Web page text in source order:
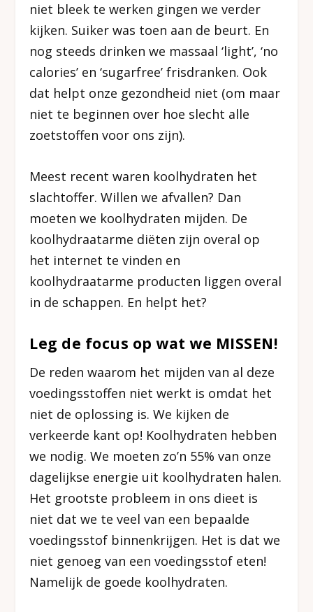
niet bleek te werken gingen we verder
kijken. Suiker was toen aan de beurt. En
nog steeds drinken we massaal ‘light’, ‘no
calories’ en ‘sugarfree’ frisdranken. Ook
dat helpt onze gezondheid niet (om maar
niet te beginnen over hoe slecht alle
zoetstoffen voor ons zijn).
Meest recent waren koolhydraten het
slachtoffer. Willen we afvallen? Dan
moeten we koolhydraten mijden. De
koolhydraatarme diëten zijn overal op
het internet te vinden en
koolhydraatarme producten liggen overal
in de schappen. En helpt het?
Leg de focus op wat we MISSEN!
De reden waarom het mijden van al deze
voedingsstoffen niet werkt is omdat het
niet de oplossing is. We kijken de
verkeerde kant op! Koolhydraten hebben
we nodig. We moeten zo’n 55% van onze
dagelijkse energie uit koolhydraten halen.
Het grootste probleem in ons dieet is
niet dat we te veel van een bepaalde
voedingsstof binnenkrijgen. Het is dat we
niet genoeg van een voedingsstof eten!
Namelijk de goede koolhydraten.